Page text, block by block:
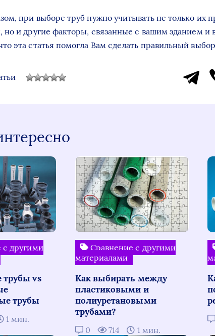
при выборе труб нужно учитывать не только их
но и другие факторы, связанные с вашим зданием
эта статья помогла Вам сделать правильный
с другими
трубы vs
трубы
1 мин.
Сравнение с другими
материалами
Как выбирать между
пластиковыми и
полиуретановыми
трубами?
0 714 1 мин.